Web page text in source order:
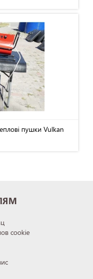
пушки Vulkan
cookie